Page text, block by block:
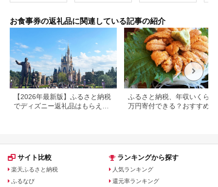
お食事券の返礼品に関連している記事の紹介
【2026年最新版】ふるさと納税
でディズニー返礼品はもらえ
ふるさと納税、年収いくらで
万円寄付できる？おすすめ返
サイト比較
楽天ふるさと納税
ふるなび
ランキングから探す
人気ランキング
還元率ランキング